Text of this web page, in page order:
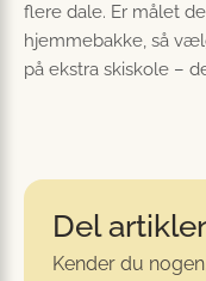
flere dale. Er målet
hjemmebakke, så
på ekstra skiskole –
Del
Kender du